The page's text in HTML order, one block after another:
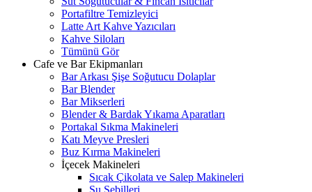
Portafiltre Temizleyici
Latte Art Kahve Yazıcıları
Kahve Siloları
Tümünü Gör
Cafe ve Bar Ekipmanları
Bar Arkası Şişe Soğutucu Dolaplar
Bar Blender
Bar Mikserleri
Blender & Bardak Yıkama Aparatları
Portakal Sıkma Makineleri
Katı Meyve Presleri
Buz Kırma Makineleri
İçecek Makineleri
Sıcak Çikolata ve Salep Makineleri
Su Sebilleri